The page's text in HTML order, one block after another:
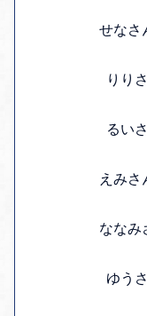
せな
り
る
え
なな
ゆ